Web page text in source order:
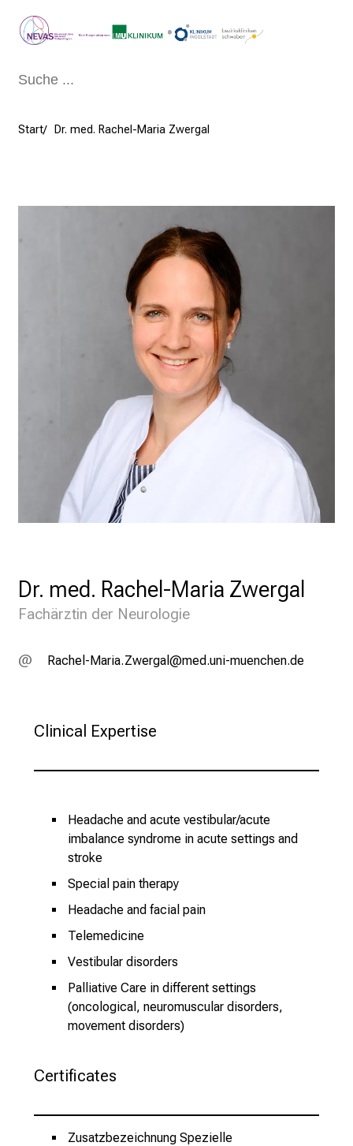
Start Dr. med. Rachel-Maria Zwergal
Dr. med. Rachel-Maria Zwergal
Fachärztin der Neurologie
Bgyziä_Ogplg Léipxgä vim fu;l_vfDiuyziusmi
Clinical Expertise
Headache and acute vestibular/acute
imbalance syndrome in acute settings and
stroke
Special pain therapy
Headache and facial pain
Telemedicine
Vestibular disorders
Palliative Care in different settings
(oncological, neuromuscular disorders,
movement disorders)
Certificates
Zusatzbezeichnung Spezielle